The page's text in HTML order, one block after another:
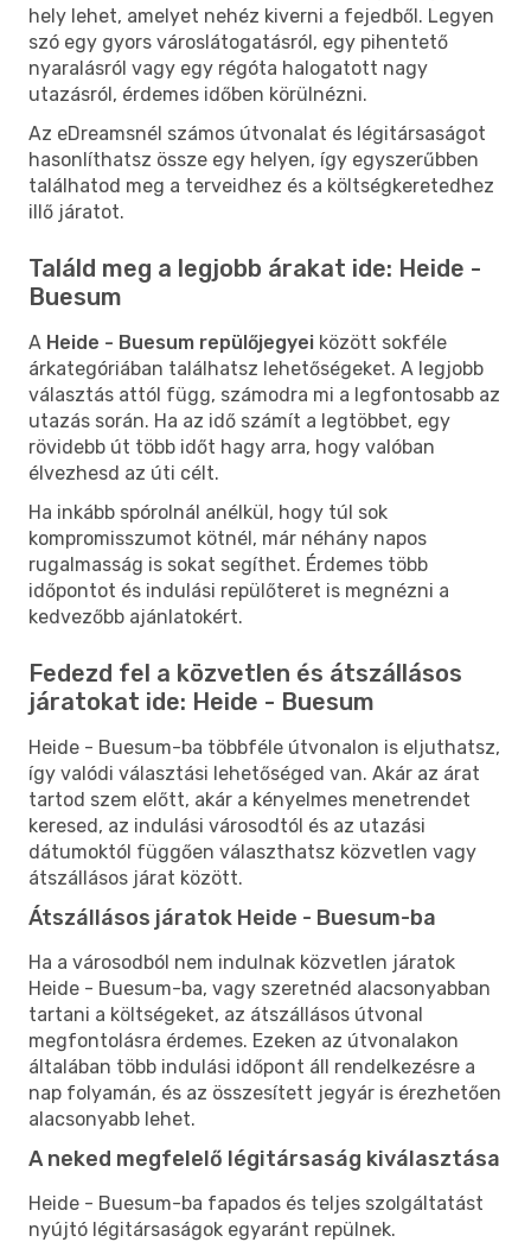
hely lehet, amelyet nehéz kiverni a fejedből. Legyen
szó egy gyors városlátogatásról, egy pihentető
nyaralásról vagy egy régóta halogatott nagy
utazásról, érdemes időben körülnézni.
Az eDreamsnél számos útvonalat és légitársaságot
hasonlíthatsz össze egy helyen, így egyszerűbben
találhatod meg a terveidhez és a költségkeretedhez
illő járatot.
Találd meg a legjobb árakat ide: Heide -
Buesum
A Heide - Buesum repülőjegyei között sokféle
árkategóriában találhatsz lehetőségeket. A legjobb
választás attól függ, számodra mi a legfontosabb az
utazás során. Ha az idő számít a legtöbbet, egy
rövidebb út több időt hagy arra, hogy valóban
élvezhesd az úti célt.
Ha inkább spórolnál anélkül, hogy túl sok
kompromisszumot kötnél, már néhány napos
rugalmasság is sokat segíthet. Érdemes több
időpontot és indulási repülőteret is megnézni a
kedvezőbb ajánlatokért.
Fedezd fel a közvetlen és átszállásos
járatokat ide: Heide - Buesum
Heide - Buesum-ba többféle útvonalon is eljuthatsz,
így valódi választási lehetőséged van. Akár az árat
tartod szem előtt, akár a kényelmes menetrendet
keresed, az indulási városodtól és az utazási
dátumoktól függően választhatsz közvetlen vagy
átszállásos járat között.
Átszállásos járatok Heide - Buesum-ba
Ha a városodból nem indulnak közvetlen járatok
Heide - Buesum-ba, vagy szeretnéd alacsonyabban
tartani a költségeket, az átszállásos útvonal
megfontolásra érdemes. Ezeken az útvonalakon
általában több indulási időpont áll rendelkezésre a
nap folyamán, és az összesített jegyár is érezhetően
alacsonyabb lehet.
A neked megfelelő légitársaság kiválasztása
Heide - Buesum-ba fapados és teljes szolgáltatást
nyújtó légitársaságok egyaránt repülnek.